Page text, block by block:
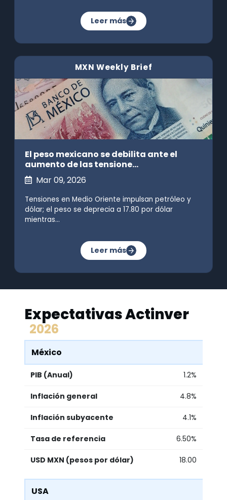
Leer más
MXN Weekly Brief
El peso mexicano se debilita ante el
aumento de las tensione...
Mar 09, 2026
Tensiones en Medio Oriente impulsan petróleo y
dólar; el peso se deprecia a 17.80 por dólar
mientras...
Leer más
Expectativas Actinver
2026
México
PIB (Anual) 1.2%
Inflación general 4.8%
Inflación subyacente 4.1%
Tasa de referencia 6.50%
USD MXN (pesos por dólar) 18.00
USA